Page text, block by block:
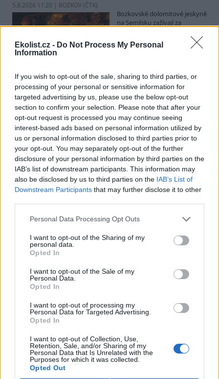
Ekolist.cz - Do Not Process My Personal
Information
If you wish to opt-out of the sale, sharing to third parties, or
processing of your personal or sensitive information for
targeted advertising by us, please use the below opt-out
section to confirm your selection. Please note that after your
opt-out request is processed you may continue seeing
interest-based ads based on personal information utilized by
us or personal information disclosed to third parties prior to
your opt-out. You may separately opt-out of the further
disclosure of your personal information by third parties on the
IAB’s list of downstream participants. This information may
also be disclosed by us to third parties on the IAB’s List of
Downstream Participants that may further disclose it to other
Personal Data Processing Opt Outs
I want to opt-out of the Sharing of my
personal data.
Opted In
I want to opt-out of the Sale of my
Personal Data.
Opted In
I want to opt-out of processing my
Personal Data for Targeted Advertising.
Opted In
I want to opt-out of Collection, Use,
Retention, Sale, and/or Sharing of my
Personal Data that Is Unrelated with the
Purposes for which it was collected.
Opted Out
5.8.2026 11:20 | BOZKOV (ČTK)
Bozkovské dolomitové jeskyně
na Semilsku zažívají za
nečekaný nápor. Jde sice o
jedno z nejchladnějších míst v
Libereckém kraji, které má stálou teplotu mezi 7,5 až devíti stupni
Dušana Milky k nim lidé přicházeli spíše v době, když bylo nevlídno.
V pěti zemích Amazonie zatkli stovky lidí kvůli
environmentální kriminalitě
5.8.2026 10:34 | BOGOTÁ (ČTK)
Policisté v pěti zemích ležících
v Amazonii pozatýkali stovky
lidí a zabavili dřevo, minerály i
zvířata v hodnotě přes 280
milionů dolarů (kolem 5,9
miliard korun) při jednom z největších koordinovaných zásahů
proti environmentální kriminalitě v největším deštném pralese
světa. Napsala to agentura AP, podle níž se do operace nazvané
Potok Bylanka v Pardubicích vyschl. Městský obvod
chce, aby Povodí Labe vyčistilo koryto
5.8.2026 10:26 | PARDUBICE (ČTK)
Diskuse: 1
průtoků a suchého počasí
vyschl. Městský obvod VI chce
Povodí Labe. Organizace ale požadavek odmítla s tím, že údržbu
dělala už v červnu a další zásah v tuto chvíli neplánuje, zjistila ČTK.